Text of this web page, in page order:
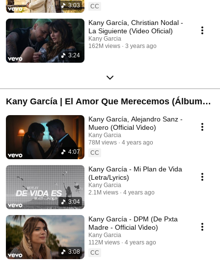
3:03
CC
3:24
Kany García, Christian Nodal -
La Siguiente (Video Oficial)
Kany Garcia
162M views
3 years ago
Kany García | El Amor Que Merecemos (Álbum
Completo)
4:07
Kany García, Alejandro Sanz -
Muero (Official Video)
Kany Garcia
78M views
4 years ago
CC
3:04
Kany García - Mi Plan de Vida
(Letra/Lyrics)
Kany Garcia
2.1M views
4 years ago
3:08
Kany García - DPM (De Pxta
Madre - Official Video)
Kany Garcia
112M views
4 years ago
CC